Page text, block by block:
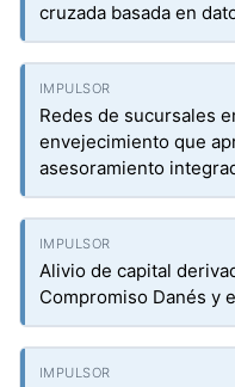
cruzada basada en
Redes de sucursales
envejecimiento que
asesoramiento
Alivio de capital
Compromiso Danés y